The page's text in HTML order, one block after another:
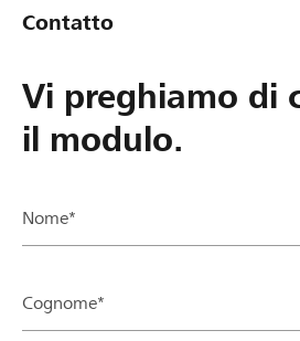
Contatto
Vi preghiamo di
il modulo.
Nome*
Cognome*